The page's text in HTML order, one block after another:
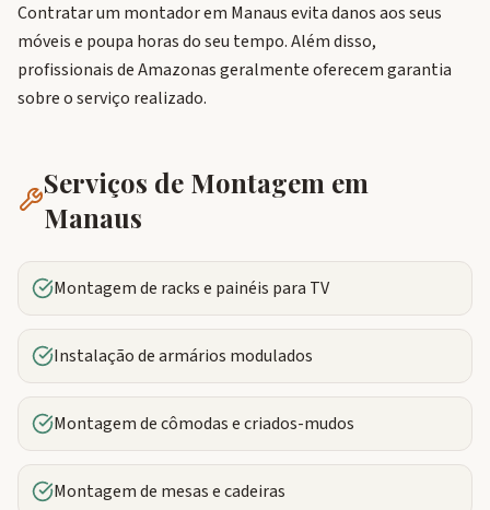
Contratar um montador em Manaus evita danos aos seus
móveis e poupa horas do seu tempo. Além disso,
profissionais de Amazonas geralmente oferecem garantia
sobre o serviço realizado.
Serviços de Montagem em
Manaus
Montagem de racks e painéis para TV
Instalação de armários modulados
Montagem de cômodas e criados-mudos
Montagem de mesas e cadeiras